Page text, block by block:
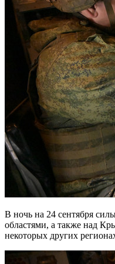
В ночь на 24 сентября силы ПВО сбили 70 украинских БПЛА над Россией, сообщили в Минобороны. Беспилотники были перехвачены над Белгородской, Курской, Ростовской, Волгоградской
областями, а также над
некоторых других